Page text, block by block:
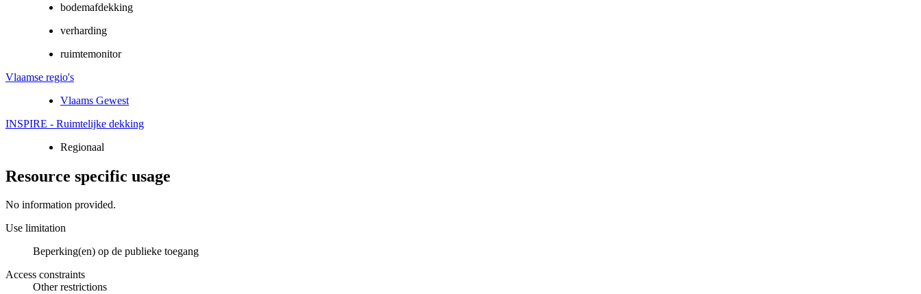
bodemafdekking
verharding
ruimtemonitor
Vlaamse regio's
Vlaams Gewest
INSPIRE - Ruimtelijke dekking
Regionaal
Resource specific usage
No information provided.
Use limitation
Beperking(en) op de publieke toegang
Access constraints
Other restrictions